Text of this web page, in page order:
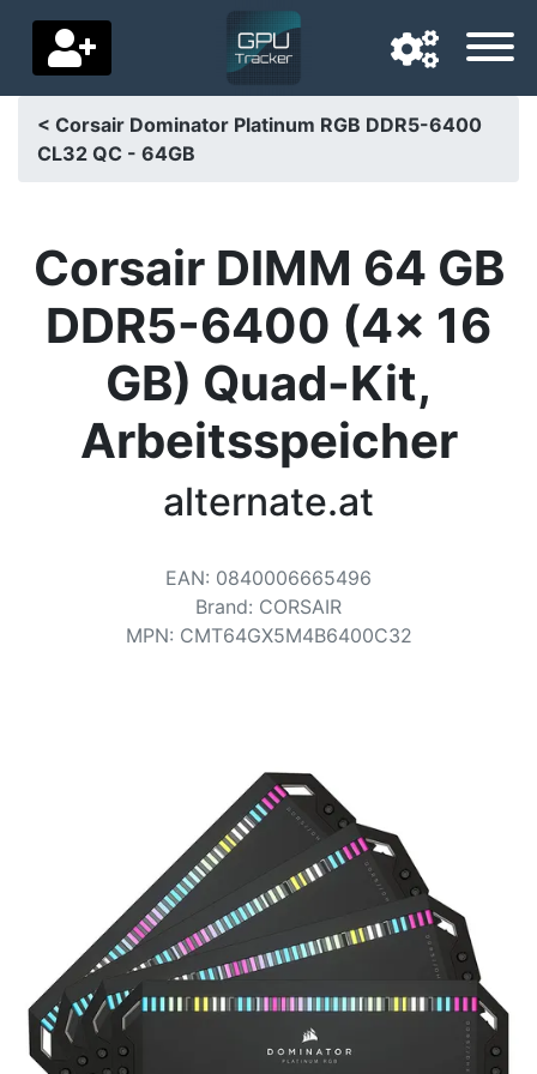
Navigatietaal
Startpagina
Prijs daalt
Instellingen
Steun ons
Neem contact met ons op
< Corsair Dominator Platinum RGB DDR5-6400
CL32 QC - 64GB
Corsair DIMM 64 GB
DDR5-6400 (4x 16
GB) Quad-Kit,
Arbeitsspeicher
alternate.at
EAN: 0840006665496
Brand: CORSAIR
MPN: CMT64GX5M4B6400C32